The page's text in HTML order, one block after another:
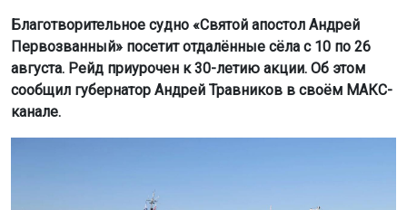
Благотворительное судно «Святой апостол Андрей
Первозванный» посетит отдалённые сёла с 10 по 26
августа. Рейд приурочен к 30-летию акции. Об этом
сообщил губернатор Андрей Травников в своём МАКС-
канале.